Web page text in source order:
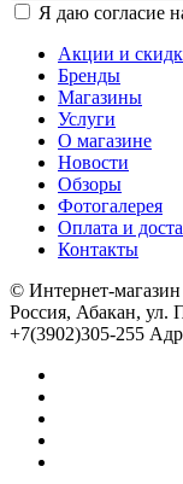
Я даю согласие
Акции и
Бренды
Магазины
Услуги
О магазине
Новости
Обзоры
Фотогалерея
Оплата и
Контакты
© Интернет-магазин
Россия, Абакан, ул.
+7(3902)305-255